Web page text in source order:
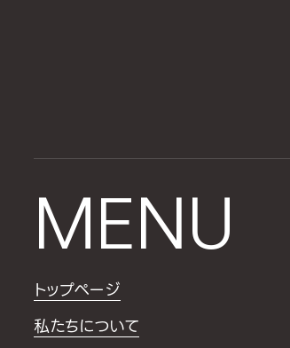
MENU
トップページ
私たちについて